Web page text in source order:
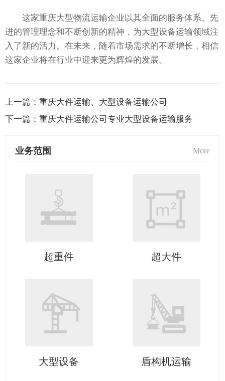
这家重庆大型物流运输企业以其全面的服务体系、先
进的管理理念和不断创新的精神，为大型设备运输领域注
入了新的活力。在未来，随着市场需求的不断增长，相信
这家企业将在行业中迎来更为辉煌的发展。
上一篇： 重庆大件运输、大型设备运输公司
下一篇： 重庆大件运输公司专业大型设备运输服务
业务范围 More
超重件 超大件
大型设备 盾构机运输